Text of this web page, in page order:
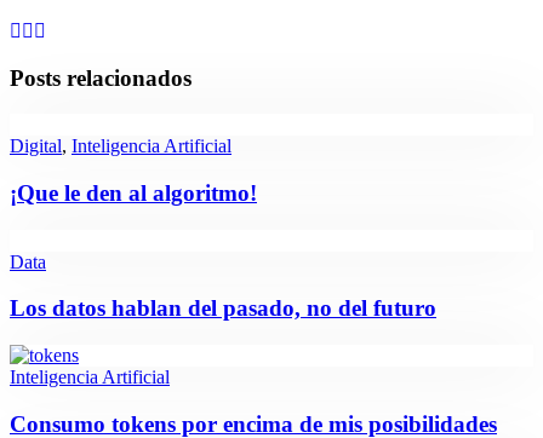
Posts relacionados
Digital, Inteligencia Artificial
¡Que le den al algoritmo!
Data
Los datos hablan del pasado, no del futuro
Inteligencia Artificial
Consumo tokens por encima de mis posibilidades